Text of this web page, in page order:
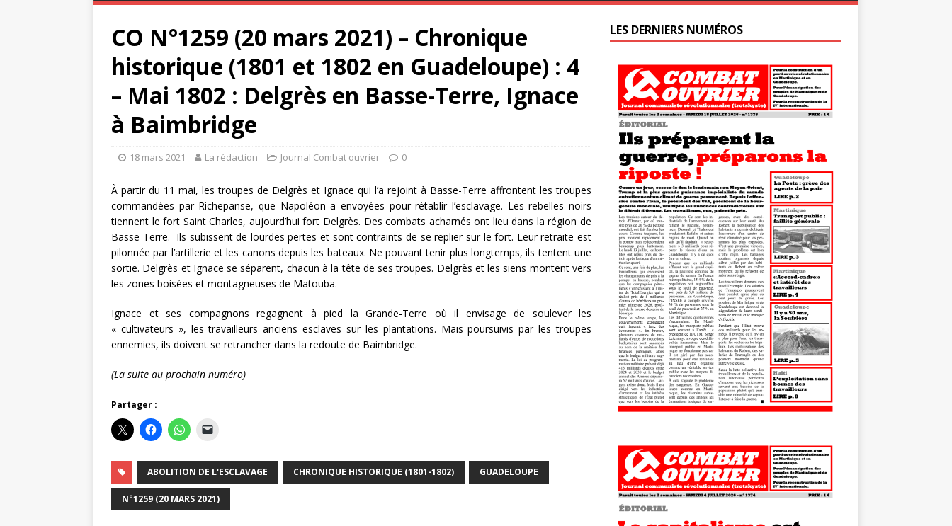
CO N°1259 (20 mars 2021) – Chronique
historique (1801 et 1802 en Guadeloupe) : 4
– Mai 1802 : Delgrès en Basse-Terre, Ignace
à Baimbridge
18 mars 2021 La rédaction Journal Combat ouvrier 0
À partir du 11 mai, les troupes de Delgrès et Ignace qui l’a rejoint à Basse-Terre affrontent les troupes
commandées par Richepanse, que Napoléon a envoyées pour rétablir l’esclavage. Les rebelles noirs
tiennent le fort Saint Charles, aujourd’hui fort Delgrès. Des combats acharnés ont lieu dans la région de
Basse Terre. Ils subissent de lourdes pertes et sont contraints de se replier sur le fort. Leur retraite est
pilonnée par l’artillerie et les canons depuis les bateaux. Ne pouvant tenir plus longtemps, ils tentent une
sortie. Delgrès et Ignace se séparent, chacun à la tête de ses troupes. Delgrès et les siens montent vers
les zones boisées et montagneuses de Matouba.
Ignace et ses compagnons regagnent à pied la Grande-Terre où il envisage de soulever les
« cultivateurs », les travailleurs anciens esclaves sur les plantations. Mais poursuivis par les troupes
ennemies, ils doivent se retrancher dans la redoute de Baimbridge.
(La suite au prochain numéro)
Partager :
ABOLITION DE L'ESCLAVAGE CHRONIQUE HISTORIQUE (1801-1802) GUADELOUPE
N°1259 (20 MARS 2021)
LES DERNIERS NUMÉROS